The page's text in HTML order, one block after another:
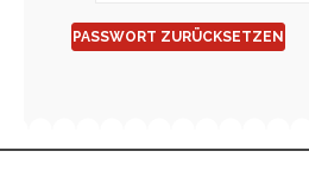
PASSWORT ZURÜCKSETZEN